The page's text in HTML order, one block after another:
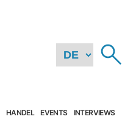
HANDEL EVENTS INTERVIEWS